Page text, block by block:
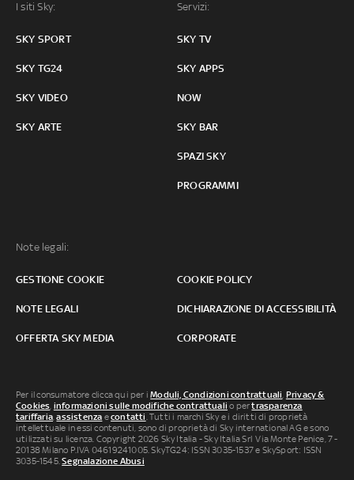
I siti Sky:
SKY SPORT
SKY TG24
SKY VIDEO
SKY ARTE
Servizi:
SKY TV
SKY APPS
NOW
SKY BAR
SPAZI SKY
PROGRAMMI
Note legali:
GESTIONE COOKIE COOKIE POLICY
NOTE LEGALI DICHIARAZIONE DI ACCESSIBILITÀ
OFFERTA SKY MEDIA CORPORATE
Per il consumatore clicca qui per iModuli, Condizioni contrattuali, Privacy &
Cookies, informazioni sulle modifiche contrattuali o pertrasparenza
tariffaria,assistenza econtatti. Tutti i marchi Sky e i diritti di proprietà
intellettuale in essi contenuti, sono di proprietà di Sky international AG e sono
utilizzati su licenza. Copyright 2026 Sky Italia - Sky Italia Srl Via Monte Penice, 7 -
20138 Milano P.IVA 04619241005. SkyTG24: ISSN 3035-1537 e SkySport: ISSN
3035-1545.Segnalazione Abusi